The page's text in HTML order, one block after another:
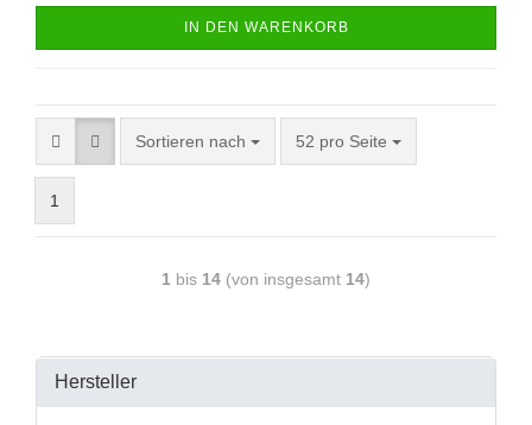
IN DEN WARENKORB
Sortieren nach 52 pro Seite
1
1 bis 14 (von insgesamt 14)
Hersteller